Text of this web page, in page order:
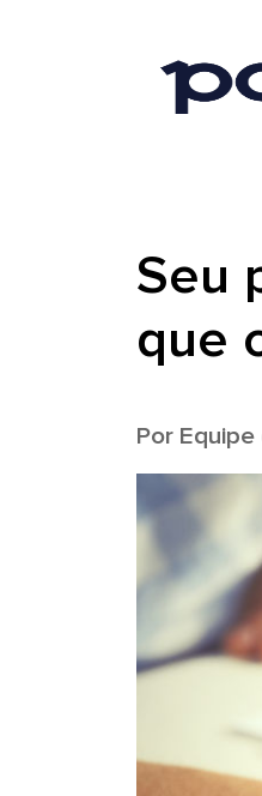
Seu
que
Por Equipe